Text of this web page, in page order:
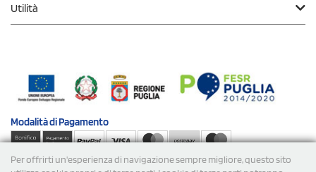
Per offrirti un'esperienza di navigazione sempre migliore, questo sito
Utilità
Modalità diPagamento
Spedizioni